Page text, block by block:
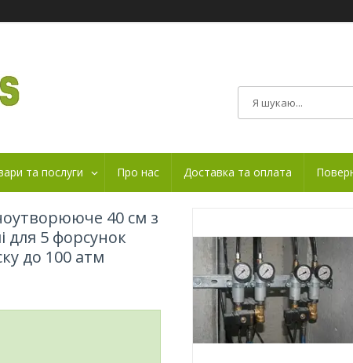
та послуги Про нас Доставка та оплата
40 см з
для 5 форсунок
до 100 атм